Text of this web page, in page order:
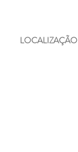
LOCALIZAÇÃO